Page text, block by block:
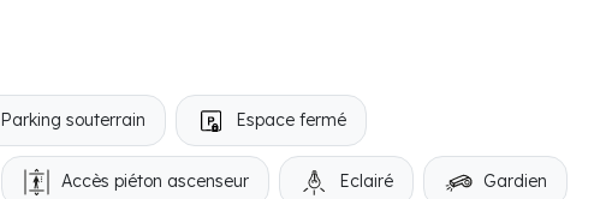
Parking souterrain Espace fermé
Accès piéton ascenseur Eclairé Gardien